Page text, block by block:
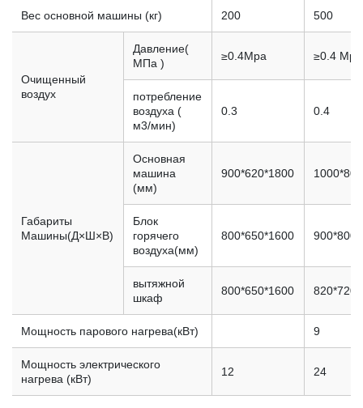
Вес основной машины (кг) 200 500
Очищенный
воздух
Давление(
МПа )
≥0.4Mpa ≥0.4 Mpa
потребление
воздуха (
м3/мин)
0.3 0.4
Габариты
Машины(Д×Ш×В)
Основная
машина
(мм)
900*620*1800
Блок
горячего
воздуха(мм)
800*650*1600
вытяжной
шкаф
800*650*1600
Мощность парового нагрева(кВт) 9
Мощность электрического
нагрева (кВт)
12 24